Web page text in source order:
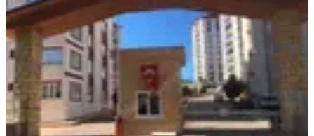
Sitesinde 200m² Kiralık 5+1
Onikişubat, Boğaziçi Mahallesi
5+1·250 m² ·11. Kat 05.08.2026
41.500 ₺
REOS GAYRİMENKULGökhan Ciğerlioğlu